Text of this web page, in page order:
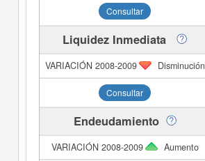
Consultar
Liquidez Inmediata
Disminución
Consultar
Endeudamiento
Aumento